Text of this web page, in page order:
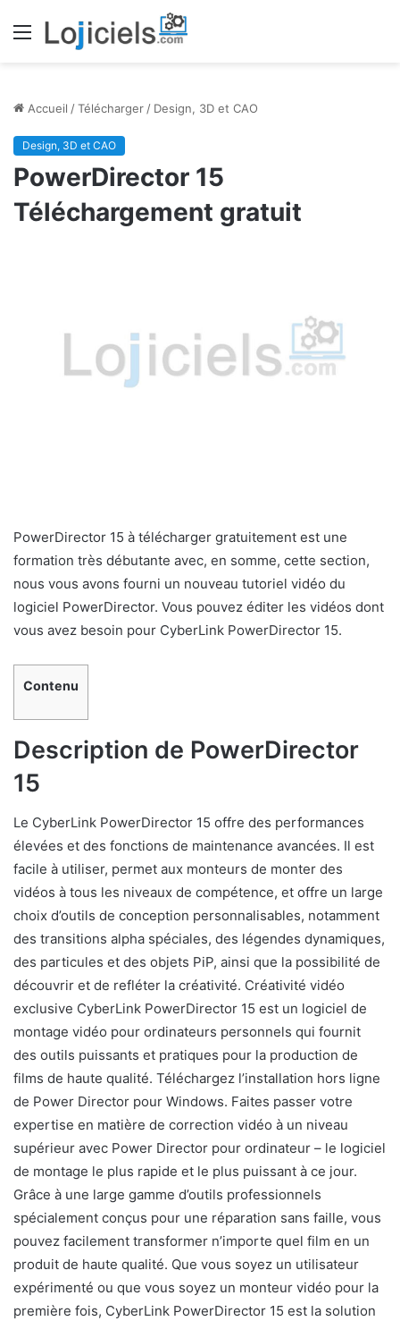
Menu
Accueil /Télécharger / Design, 3D et CAO
Design, 3D et CAO
PowerDirector 15
Téléchargement gratuit
PowerDirector 15 à télécharger gratuitement est une
formation très débutante avec, en somme, cette section,
nous vous avons fourni un nouveau tutoriel vidéo du
logiciel PowerDirector. Vous pouvez éditer les vidéos dont
vous avez besoin pour CyberLink PowerDirector 15.
Contenu
Description de PowerDirector
15
Le CyberLink PowerDirector 15 offre des performances
élevées et des fonctions de maintenance avancées. Il est
facile à utiliser, permet aux monteurs de monter des
vidéos à tous les niveaux de compétence, et offre un large
choix d’outils de conception personnalisables, notamment
des transitions alpha spéciales, des légendes dynamiques,
des particules et des objets PiP, ainsi que la possibilité de
découvrir et de refléter la créativité. Créativité vidéo
exclusive CyberLink PowerDirector 15 est un logiciel de
montage vidéo pour ordinateurs personnels qui fournit
des outils puissants et pratiques pour la production de
films de haute qualité. Téléchargez l’installation hors ligne
de Power Director pour Windows. Faites passer votre
expertise en matière de correction vidéo à un niveau
supérieur avec Power Director pour ordinateur – le logiciel
de montage le plus rapide et le plus puissant à ce jour.
Grâce à une large gamme d’outils professionnels
spécialement conçus pour une réparation sans faille, vous
pouvez facilement transformer n’importe quel film en un
produit de haute qualité. Que vous soyez un utilisateur
expérimenté ou que vous soyez un monteur vidéo pour la
première fois, CyberLink PowerDirector 15 est la solution